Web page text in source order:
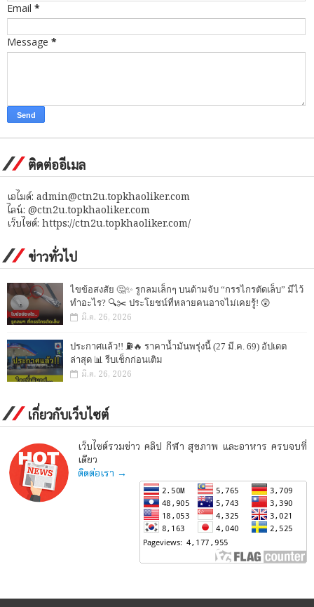
Email *
Message *
ติดต่ออีเมล
เอไมด์: admin@ctn2u.topkhaoliker.com
ไลน์: @ctn2u.topkhaoliker.com
เว็บไซต์: https://ctn2u.topkhaoliker.com/
ข่าวทั่วไป
ไขข้อสงสัย 🤔✨ รูกลมเล็กๆ บนด้ามจับ “กรรไกรตัดเล็บ” มีไว้
ทำอะไร? 🔍✂️ ประโยชน์ที่หลายคนอาจไม่เคยรู้! 😲
มี.ค. 26, 2026
ประกาศแล้ว!! ⛽🔥 ราคาน้ำมันพรุ่งนี้ (27 มี.ค. 69) อัปเดต
ล่าสุด 📊 รีบเช็กก่อนเติม
มี.ค. 26, 2026
เกี่ยวกับเว็บไซต์
เว็บไซต์รวมข่าว คลิป กีฬา สุขภาพ และอาหาร ครบจบที่
เดียว
ติดต่อเรา →